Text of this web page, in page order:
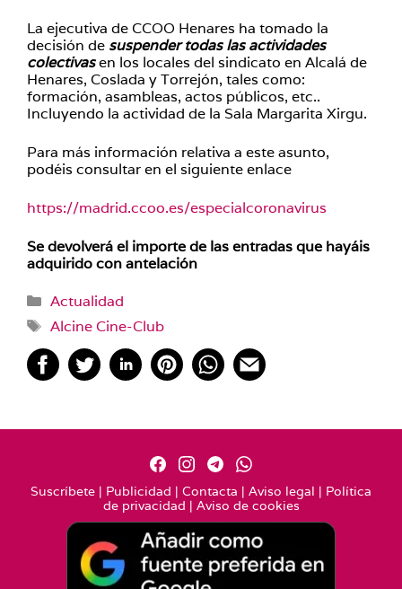
La ejecutiva de CCOO Henares ha tomado la
decisión de suspender todas las actividades
colectivasen los locales del sindicato en Alcalá de
Henares, Coslada y Torrejón, tales como:
formación, asambleas, actos públicos, etc..
Incluyendo la actividad de la Sala Margarita Xirgu.
Para más información relativa a este asunto,
podéis consultar en el siguiente enlace
https://madrid.ccoo.es/especialcoronavirus
Se devolverá el importe de las entradas que hayáis
adquirido con antelación
Categorías
Actualidad
Etiquetas
Alcine Cine-Club
Suscríbete | Publicidad | Contacta | Aviso legal | Política
de privacidad | Aviso de cookies